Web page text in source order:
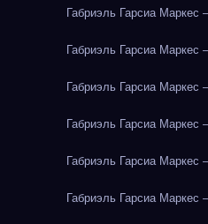
Габриэль Гарсиа Маркес
Габриэль Гарсиа Маркес
Габриэль Гарсиа Маркес
Габриэль Гарсиа Маркес
Габриэль Гарсиа Маркес
Габриэль Гарсиа Маркес